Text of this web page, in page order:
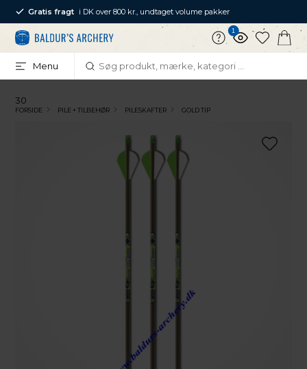
Gratis fragt i DK over 800 kr., undtaget volume pakker
1
Menu
30
FORSIDE PILE + TILBEHØR PILESKAFTER GOLD TIP